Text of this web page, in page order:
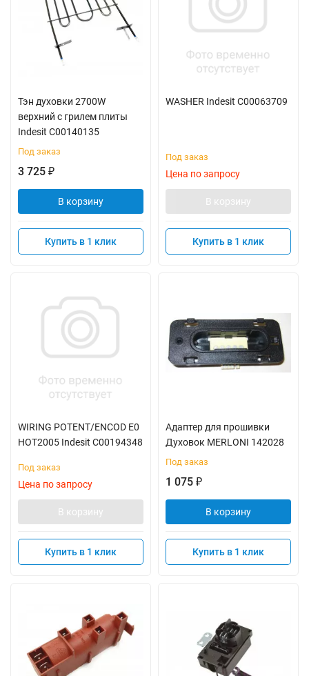
Тэн духовки 2700W
верхний с грилем плиты
Indesit C00140135
Под заказ
3 725 ₽
В корзину
Купить в 1 клик
WASHER Indesit C00063709
Под заказ
Цена по запросу
В корзину
Купить в 1 клик
WIRING POTENT/ENCOD E0
HOT2005 Indesit C00194348
Под заказ
Цена по запросу
В корзину
Купить в 1 клик
Адаптер для прошивки
Духовок MERLONI 142028
Под заказ
1 075 ₽
В корзину
Купить в 1 клик